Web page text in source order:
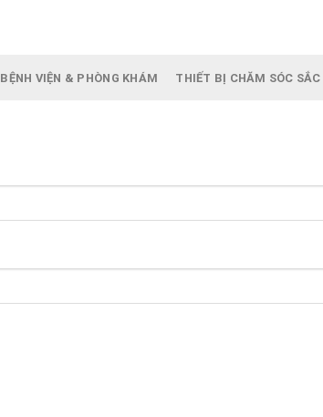
BỆNH VIỆN & PHÒNG KHÁM THIẾT BỊ CHĂM SÓC SẮC